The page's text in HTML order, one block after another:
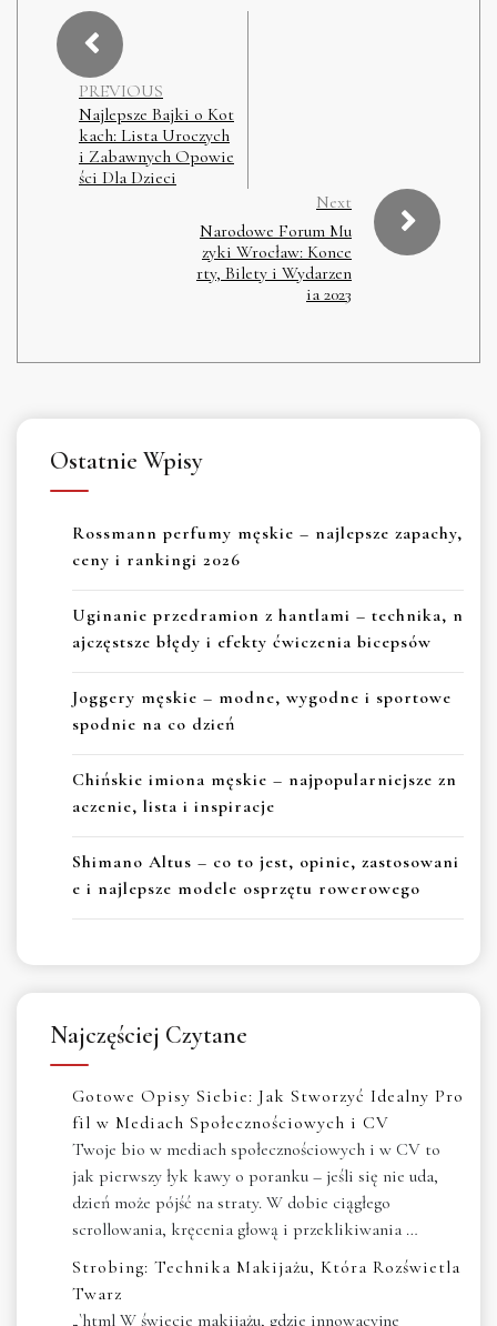
PREVIOUS
Najlepsze Bajki o Kot
kach: Lista Uroczych
i Zabawnych Opowie
ści Dla Dzieci
Next
Narodowe Forum Mu
zyki Wrocław: Konce
rty, Bilety i Wydarzen
ia 2023
Ostatnie Wpisy
Rossmann perfumy męskie – najlepsze zapachy,
ceny i rankingi 2026
Uginanie przedramion z hantlami – technika, n
ajczęstsze błędy i efekty ćwiczenia bicepsów
Joggery męskie – modne, wygodne i sportowe
spodnie na co dzień
Chińskie imiona męskie – najpopularniejsze zn
aczenie, lista i inspiracje
Shimano Altus – co to jest, opinie, zastosowani
e i najlepsze modele osprzętu rowerowego
Najczęściej Czytane
Gotowe Opisy Siebie: Jak Stworzyć Idealny Pro
fil w Mediach Społecznościowych i CV
Twoje bio w mediach społecznościowych i w CV to
jak pierwszy łyk kawy o poranku – jeśli się nie uda,
dzień może pójść na straty. W dobie ciągłego
scrollowania, kręcenia głową i przeklikiwania …
Strobing: Technika Makijażu, Która Rozświetla
Twarz
„`html W świecie makijażu, gdzie innowacyjne